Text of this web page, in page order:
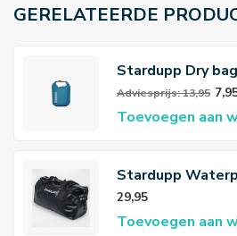
GERELATEERDE
Stardupp Dry
Adviesprijs: 13,95
Toevoegen aan
Stardupp
Bag Black
29,95
Toevoegen aan